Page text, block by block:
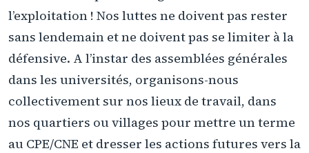
l’exploitation ! Nos luttes ne doivent pas rester
sans lendemain et ne doivent pas se limiter à la
défensive. A l’instar des assemblées générales
dans les universités, organisons-nous
collectivement sur nos lieux de travail, dans
nos quartiers ou villages pour mettre un terme
au CPE/CNE et dresser les actions futures vers la